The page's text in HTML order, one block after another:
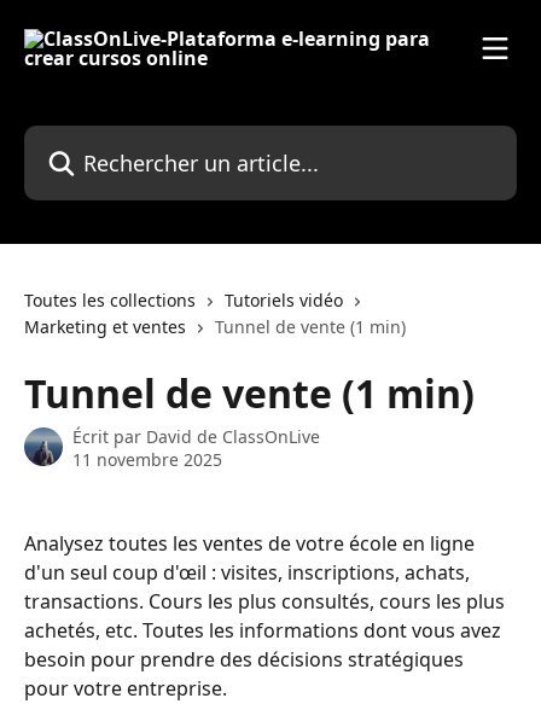
Rechercher un article...
Toutes les collections
Tutoriels vidéo
Marketing et ventes
Tunnel de vente (1 min)
Tunnel de vente (1 min)
Écrit par David de ClassOnLive
11 novembre 2025
Analysez toutes les ventes de votre école en ligne
d'un seul coup d'œil : visites, inscriptions, achats,
transactions. Cours les plus consultés, cours les plus
achetés, etc. Toutes les informations dont vous avez
besoin pour prendre des décisions stratégiques
pour votre entreprise.